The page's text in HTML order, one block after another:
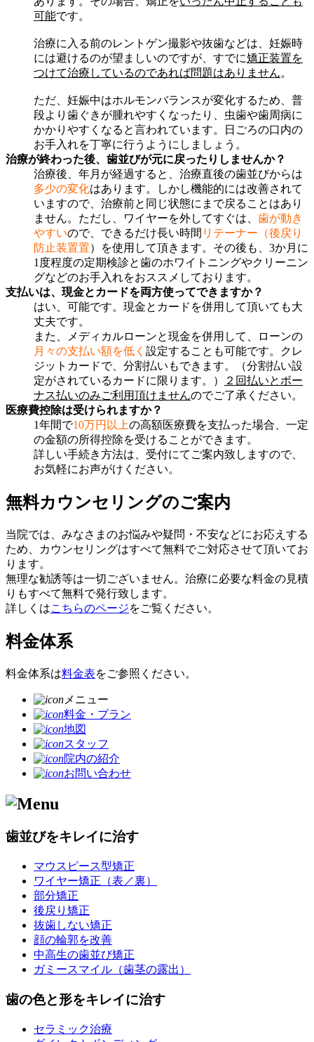
可能です。
治療に入る前のレントゲン撮影や抜歯などは、妊娠時
には避けるのが望ましいのですが、すでに矯正装置を
つけて治療しているのであれば問題はありません。
ただ、妊娠中はホルモンバランスが変化するため、普
段より歯ぐきが腫れやすくなったり、虫歯や歯周病に
かかりやすくなると言われています。日ごろの口内の
お手入れを丁寧に行うようにしましょう。
治療が終わった後、歯並びが元に戻ったりしませんか？
治療後、年月が経過すると、治療直後の歯並びからは
多少の変化はあります。しかし機能的には改善されて
いますので、治療前と同じ状態にまで戻ることはあり
ません。ただし、ワイヤーを外してすぐは、 歯が動き
やすいので、できるだけ長い時間 リテーナー（後戻り
防止装置置）を使用して頂きます。その後も、3か月に
1度程度の定期検診と歯のホワイトニングやクリーニン
グなどのお手入れをおススメしております。
支払いは、現金とカードを両方使ってできますか？
はい、可能です。現金とカードを併用して頂いても大
丈夫です。
また、メディカルローンと現金を併用して、ローンの
月々の支払い額を低く 設定することも可能です。クレ
ジットカードで、分割払いもできます。（分割払い設
定がされているカードに限ります。）
２回払いとボー
ナス払いのみご利用頂けませんのでご了承ください。
医療費控除は受けられますか？
1年間で10万円以上の高額医療費を支払った場合、一定
の金額の所得控除を受けることができます。
詳しい手続き方法は、受付にてご案内致しますので、
お気軽にお声がけください。
無料カウンセリングのご案内
当院では、みなさまのお悩みや疑問・不安などにお応えする
ため、カウンセリングはすべて無料でご対応させて頂いてお
ります。
無理な勧誘等は一切ございません。治療に必要な料金の見積
りもすべて無料で発行致します。
詳しくはこちらのページをご覧ください。
料金体系
料金体系は料金表をご参照ください。
メニュー
料金・プラン
地図
スタッフ
院内の紹介
お問い合わせ
歯並びをキレイに治す
マウスピース型矯正
ワイヤー矯正（表／裏）
部分矯正
後戻り矯正
抜歯しない矯正
顔の輪郭を改善
中高生の歯並び矯正
ガミースマイル（歯茎の露出）
歯の色と形をキレイに治す
セラミック治療